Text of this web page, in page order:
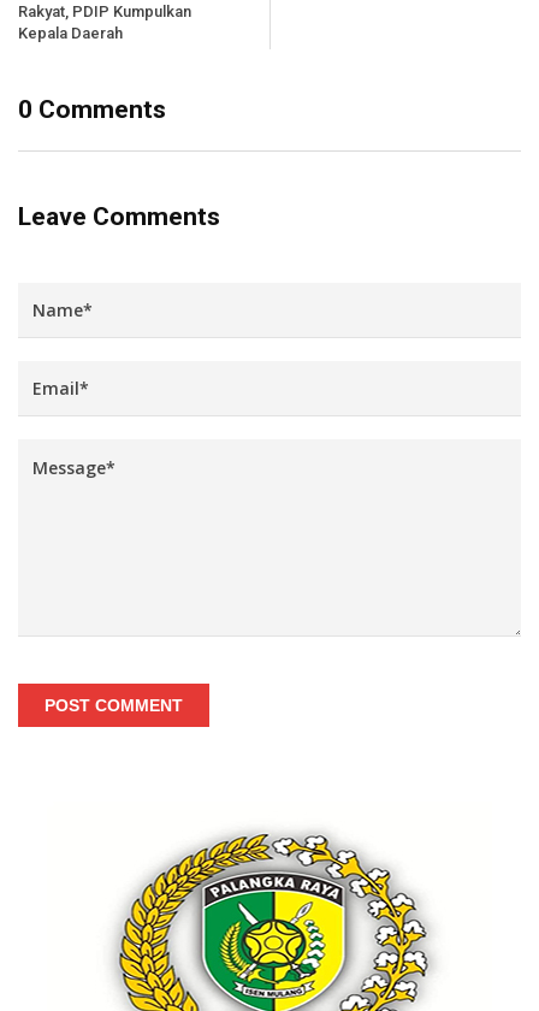
Rakyat, PDIP Kumpulkan
Kepala Daerah
0 Comments
Leave Comments
POST COMMENT